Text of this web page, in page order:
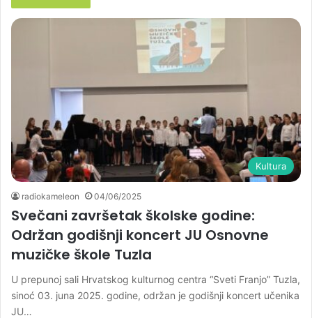
Kultura
radiokameleon 04/06/2025
Svečani završetak školske godine:
Održan godišnji koncert JU Osnovne
muzičke škole Tuzla
U prepunoj sali Hrvatskog kulturnog centra “Sveti Franjo” Tuzla,
sinoć 03. juna 2025. godine, održan je godišnji koncert učenika
JU…